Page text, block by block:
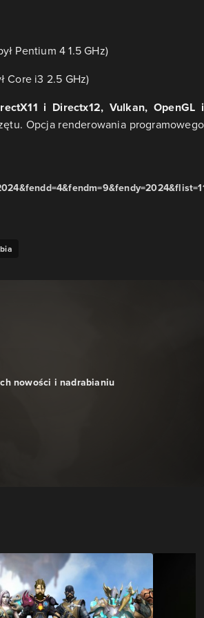
Pentium 4 1.5 GHz)
Core i3 2.5 GHz)
i Directx12, Vulkan, OpenGL i
Opcja renderowania programowego
nowości i nadrabianiu